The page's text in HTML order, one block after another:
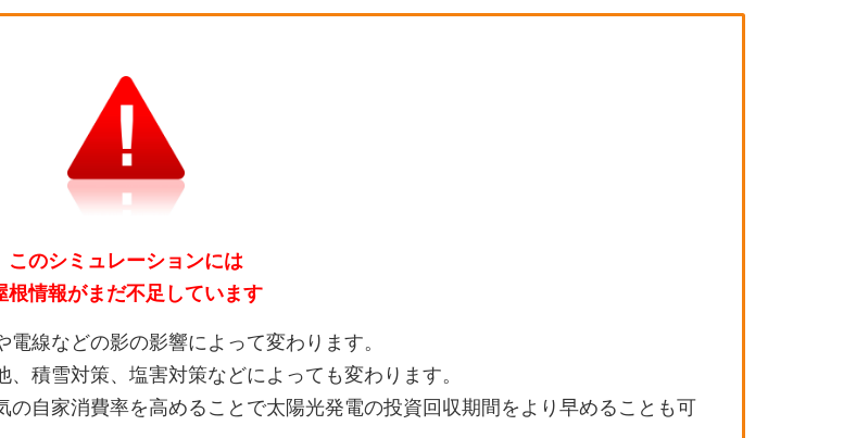
このシミュレーションには
根情報がまだ不足しています
線などの影の影響によって変わります。
積雪対策、塩害対策などによっても変わります。
自家消費率を高めることで太陽光発電の投資回収期間をより早めることも可